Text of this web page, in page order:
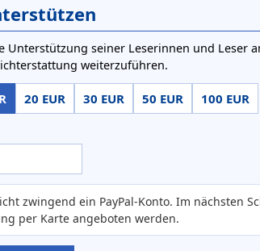
Unterstützung seiner Leserinnen und Leser
weiterzuführen.
20 EUR 30 EUR 50 EUR 100 EUR
zwingend ein PayPal-Konto. Im nächsten
per Karte angeboten werden.